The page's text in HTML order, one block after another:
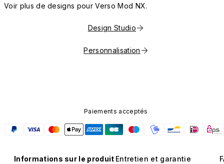
Voir plus de designs pour Verso Mod NX.
Design Studio
Personnalisation
Paiements acceptés
Informations sur le produit Entretien et garantie